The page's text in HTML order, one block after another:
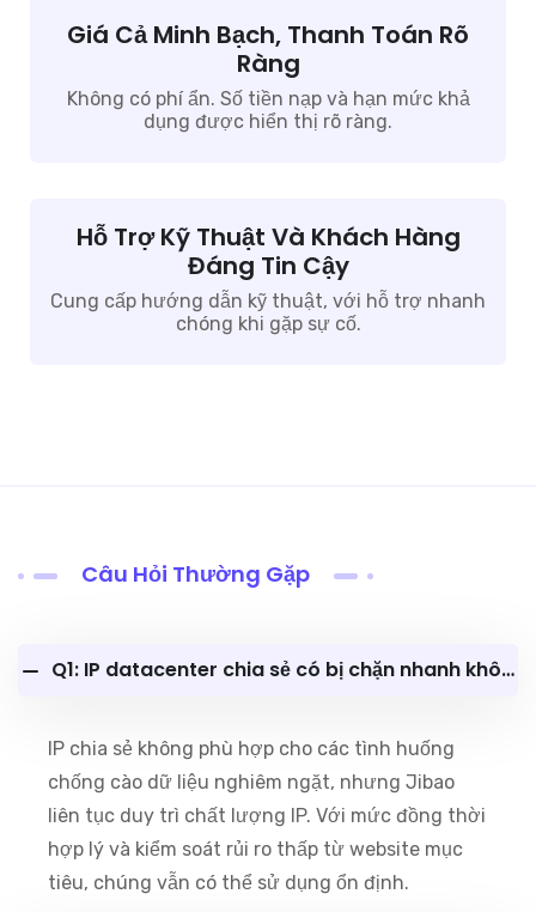
Giá Cả Minh Bạch, Thanh Toán Rõ
Ràng
Không có phí ẩn. Số tiền nạp và hạn mức khả
dụng được hiển thị rõ ràng.
Hỗ Trợ Kỹ Thuật Và Khách Hàng
Đáng Tin Cậy
Cung cấp hướng dẫn kỹ thuật, với hỗ trợ nhanh
chóng khi gặp sự cố.
Câu Hỏi Thường Gặp
Q1: IP datacenter chia sẻ có bị chặn nhanh không?
IP chia sẻ không phù hợp cho các tình huống
chống cào dữ liệu nghiêm ngặt, nhưng Jibao
liên tục duy trì chất lượng IP. Với mức đồng thời
hợp lý và kiểm soát rủi ro thấp từ website mục
tiêu, chúng vẫn có thể sử dụng ổn định.